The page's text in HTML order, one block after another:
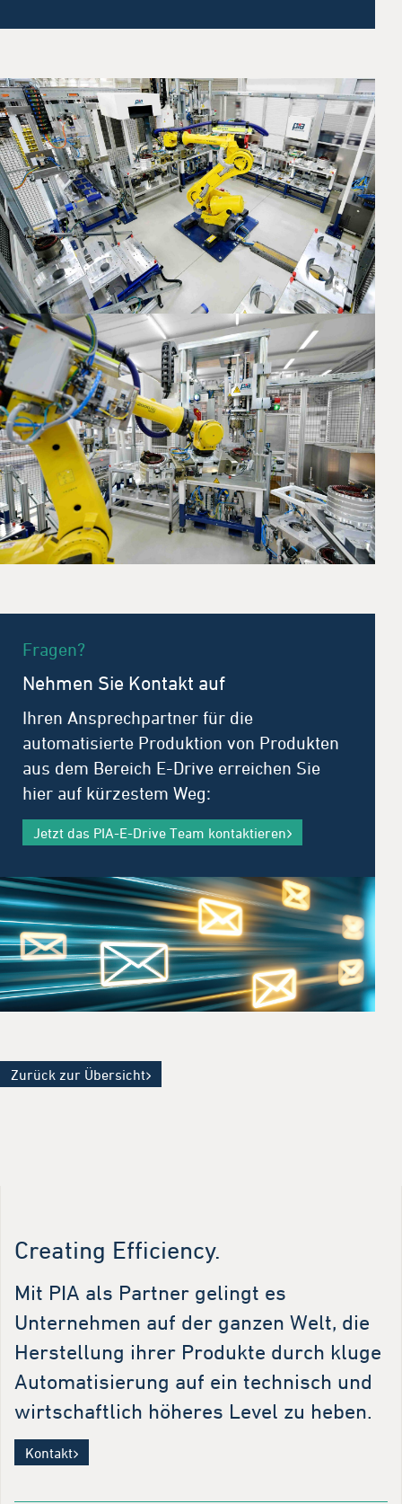
Fragen?
Nehmen Sie Kontakt auf
Ihren Ansprechpartner für die
automatisierte Produktion von Produkten
aus dem Bereich E-Drive erreichen Sie
hier auf kürzestem Weg:
Jetzt das PIA-E-Drive Team kontaktieren
Zurück zur Übersicht
Creating Efficiency.
Mit PIA als Partner gelingt es
Unternehmen auf der ganzen Welt, die
Herstellung ihrer Produkte durch kluge
Automatisierung auf ein technisch und
wirtschaftlich höheres Level zu heben.
Kontakt